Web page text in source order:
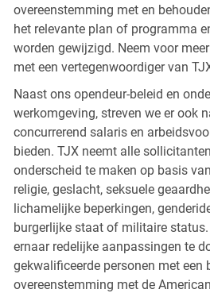
overeenstemming met en
het relevante plan of programma
worden gewijzigd. Neem voor
met een vertegenwoordiger van
Naast ons opendeur-beleid en
werkomgeving, streven we er ook
concurrerend salaris en
bieden. TJX neemt alle
onderscheid te maken op basis
religie, geslacht, seksuele
lichamelijke beperkingen,
burgerlijke staat of militaire
ernaar redelijke aanpassingen te
gekwalificeerde personen met een
overeenstemming met de